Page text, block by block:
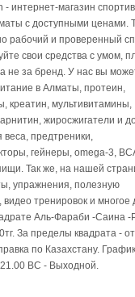
- интернет-магазин
с доступными ценами.
рабочий и проверенный
свои средства с умом,
не за бренд. У нас вы
в Алматы, протеин,
креатин, мультивитамины,
жиросжигатели и
предтреники,
гейнеры, omega-3,
Так же, на нашей
упражнения, полезную
тренировок и многое
Аль-Фараби -Саина -
За пределы квадрата - от
по Казахстану.
ВC - Выходной.